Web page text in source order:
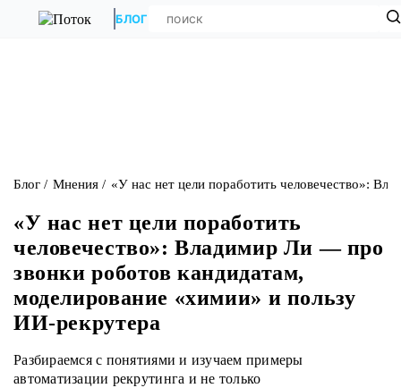
БЛОГ
Блог Мнения «У нас нет цели поработить человечество»:
«У нас нет цели поработить
человечество»: Владимир Ли — про
звонки роботов кандидатам,
моделирование «химии» и пользу
ИИ-рекрутера
Разбираемся с понятиями и изучаем примеры
автоматизации рекрутинга и не только